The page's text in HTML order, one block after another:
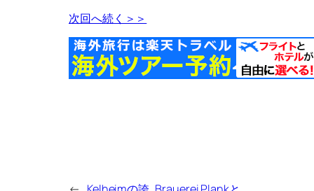
次回へ続く＞＞